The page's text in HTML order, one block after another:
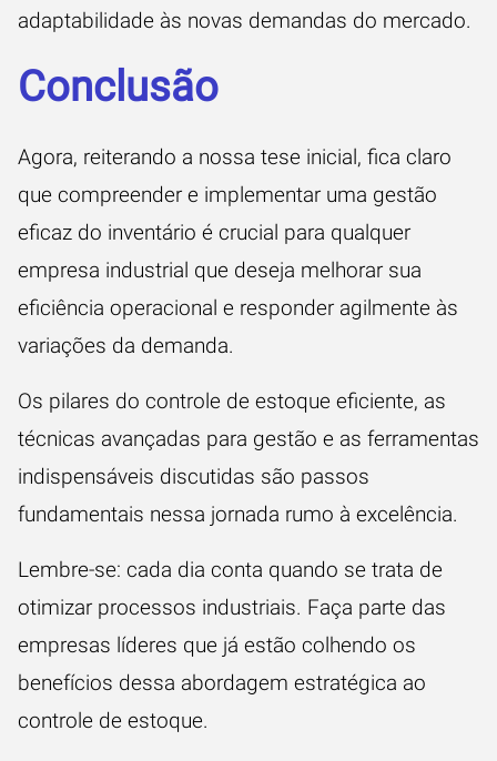
adaptabilidade às novas demandas do mercado.
Conclusão
Agora, reiterando a nossa tese inicial, fica claro
que compreender e implementar uma gestão
eficaz do inventário é crucial para qualquer
empresa industrial que deseja melhorar sua
eficiência operacional e responder agilmente às
variações da demanda.
Os pilares do controle de estoque eficiente, as
técnicas avançadas para gestão e as ferramentas
indispensáveis discutidas são passos
fundamentais nessa jornada rumo à excelência.
Lembre-se: cada dia conta quando se trata de
otimizar processos industriais. Faça parte das
empresas líderes que já estão colhendo os
benefícios dessa abordagem estratégica ao
controle de estoque.